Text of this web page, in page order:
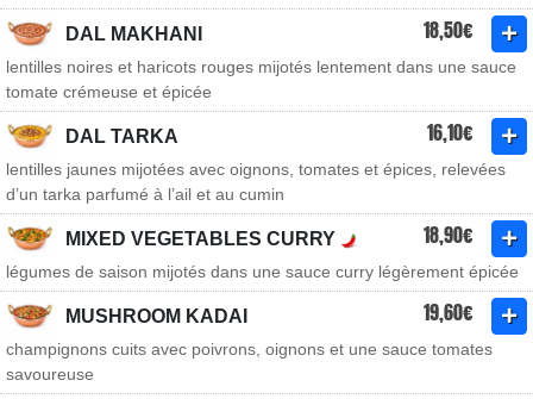
DAL MAKHANI 18,50€
lentilles noires et haricots rouges mijotés lentement dans une sauce
tomate crémeuse et épicée
DAL TARKA 16,10€
lentilles jaunes mijotées avec oignons, tomates et épices, relevées
d’un tarka parfumé à l’ail et au cumin
MIXED VEGETABLES CURRY 18,90€
légumes de saison mijotés dans une sauce curry légèrement épicée
MUSHROOM KADAI 19,60€
champignons cuits avec poivrons, oignons et une sauce tomates
savoureuse